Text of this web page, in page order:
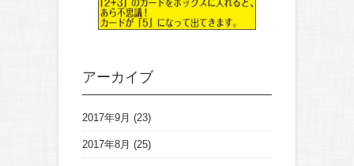
アーカイブ
2017年9月 (23)
2017年8月 (25)